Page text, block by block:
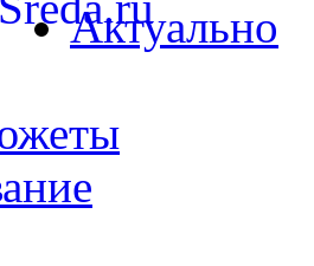
Актуально